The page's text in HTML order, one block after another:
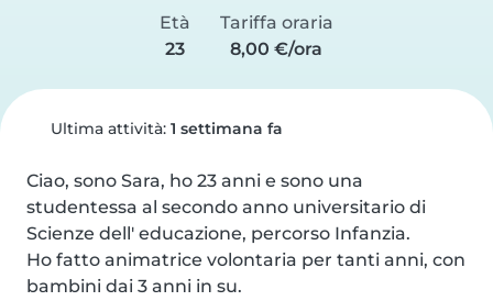
Età
23
Tariffa oraria
8,00 €/ora
Ultima attività: 1 settimana fa
Ciao, sono Sara, ho 23 anni e sono una
studentessa al secondo anno universitario di
Scienze dell' educazione, percorso Infanzia.
Ho fatto animatrice volontaria per tanti anni, con
bambini dai 3 anni in su.